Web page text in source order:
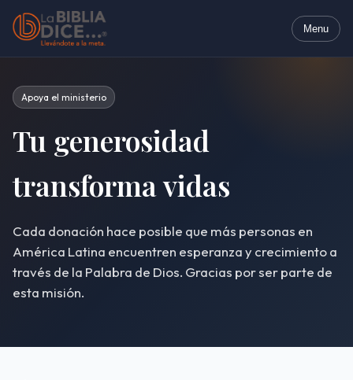
Menu
Apoya el ministerio
Tu generosidad
transforma vidas
Cada donación hace posible que más personas en
América Latina encuentren esperanza y crecimiento a
través de la Palabra de Dios. Gracias por ser parte de
esta misión.